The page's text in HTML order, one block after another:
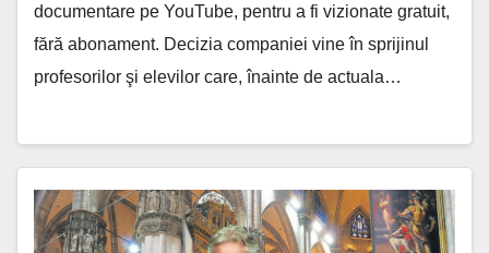
documentare pe YouTube, pentru a fi vizionate gratuit,
fără abonament. Decizia companiei vine în sprijinul
profesorilor şi elevilor care, înainte de actuala…